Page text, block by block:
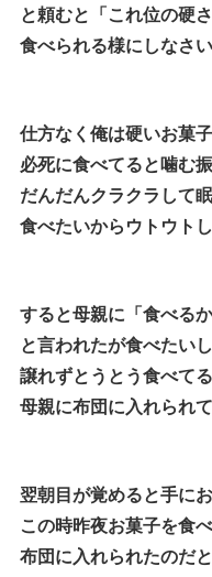
と頼むと「これ位の硬
食べられる様にしなさ
仕方なく俺は硬いお菓
必死に食べてると噛む
だんだんクラクラして
食べたいからウトウト
すると母親に「食べる
と言われたが食べたい
譲れずとうとう食べて
母親に布団に入れられ
翌朝目が覚めると手に
この時昨夜お菓子を食
布団に入れられたのだ